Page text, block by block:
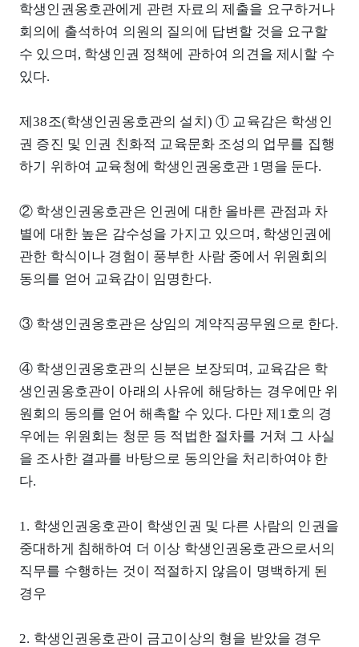
학생인권옹호관에게 관련 자료의 제출을 요구하거나
회의에 출석하여 의원의 질의에 답변할 것을 요구할
수 있으며, 학생인권 정책에 관하여 의견을 제시할 수
있다.
제38조(학생인권옹호관의 설치) ① 교육감은 학생인
권 증진 및 인권 친화적 교육문화 조성의 업무를 집행
하기 위하여 교육청에 학생인권옹호관 1명을 둔다.
② 학생인권옹호관은 인권에 대한 올바른 관점과 차
별에 대한 높은 감수성을 가지고 있으며, 학생인권에
관한 학식이나 경험이 풍부한 사람 중에서 위원회의
동의를 얻어 교육감이 임명한다.
③ 학생인권옹호관은 상임의 계약직공무원으로 한다.
④ 학생인권옹호관의 신분은 보장되며, 교육감은 학
생인권옹호관이 아래의 사유에 해당하는 경우에만 위
원회의 동의를 얻어 해촉할 수 있다. 다만 제1호의 경
우에는 위원회는 청문 등 적법한 절차를 거쳐 그 사실
을 조사한 결과를 바탕으로 동의안을 처리하여야 한
다.
1. 학생인권옹호관이 학생인권 및 다른 사람의 인권을
중대하게 침해하여 더 이상 학생인권옹호관으로서의
직무를 수행하는 것이 적절하지 않음이 명백하게 된
경우
2. 학생인권옹호관이 금고이상의 형을 받았을 경우